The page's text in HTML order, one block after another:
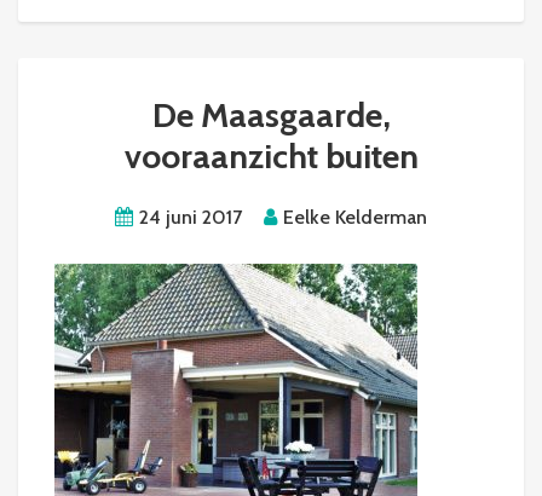
De Maasgaarde,
vooraanzicht buiten
24 juni 2017 Eelke Kelderman